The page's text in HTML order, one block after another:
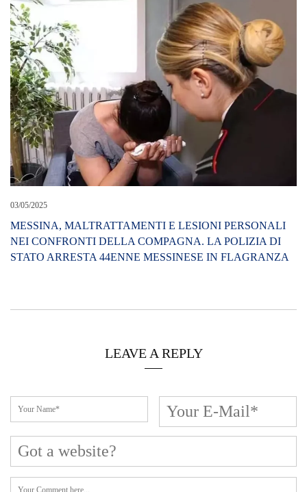
03/05/2025
MESSINA, MALTRATTAMENTI E LESIONI PERSONALI
NEI CONFRONTI DELLA COMPAGNA. LA POLIZIA DI
STATO ARRESTA 44ENNE MESSINESE IN FLAGRANZA
LEAVE A REPLY